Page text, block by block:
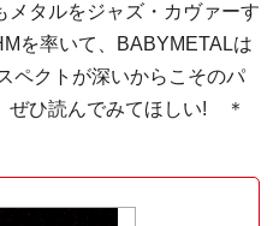
メタルをジャズ・カヴァーす
を率いて、BABYMETALは
ペクトが深いからこそのパ
ぜひ読んでみてほしい! ＊